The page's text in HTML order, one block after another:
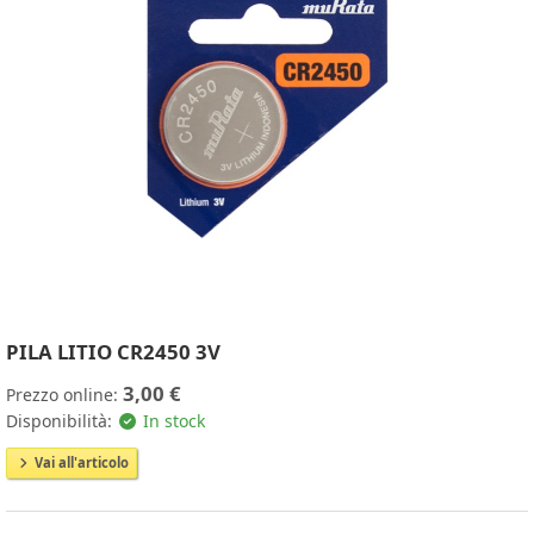
PILA LITIO CR2450 3V
Prezzo online: 3,00 €
Disponibilità: In stock
Vai all'articolo